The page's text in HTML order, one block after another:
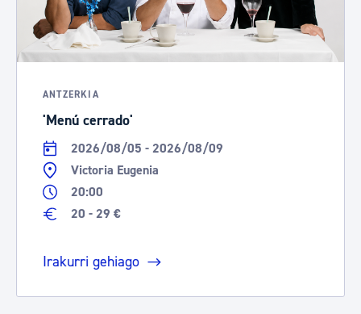
ANTZERKIA
'Menú cerrado'
2026/08/05 - 2026/08/09
Victoria Eugenia
20:00
20 - 29 €
Irakurri gehiago